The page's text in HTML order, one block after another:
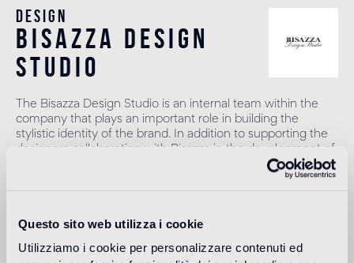
Questo sito web utilizza i cookie
Utilizziamo i cookie per personalizzare contenuti ed
Design
bisazza design
studio
The Bisazza Design Studio is an internal team within the
company that plays an important role in building the
stylistic identity of the brand. In addition to supporting the
designers collaborating with Bisazza in the development of
new collections, it contributes to expanding the company's